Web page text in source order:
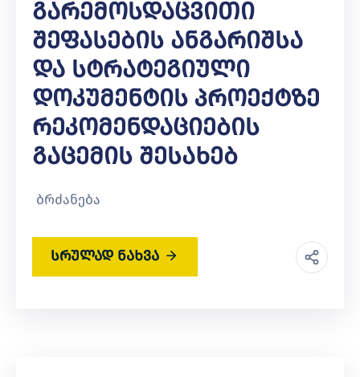
Გარემოსდაცვითი
Შეფასების Ანგარიშსა
Და Სტრატეგიული
Დოკუმენტის Პროექტზე
Რეკომენდაციების
Გაცემის Შესახებ
ბრძანება
სრულად ნახვა